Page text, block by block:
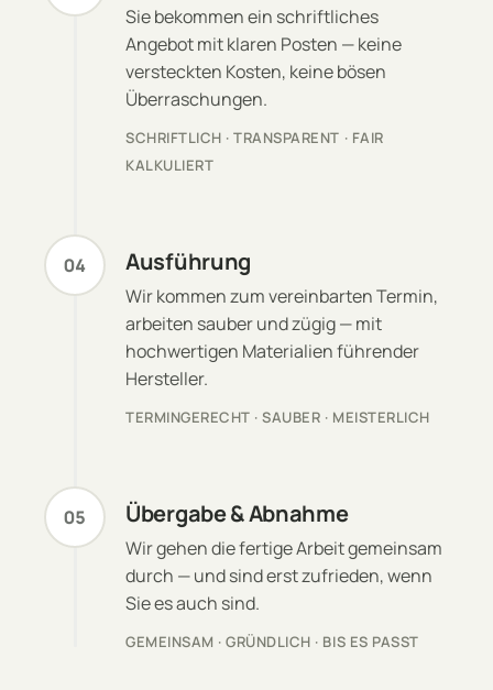
Sie bekommen ein schriftliches
Angebot mit klaren Posten — keine
versteckten Kosten, keine bösen
Überraschungen.
SCHRIFTLICH · TRANSPARENT · FAIR
KALKULIERT
04 Ausführung
Wir kommen zum vereinbarten Termin,
arbeiten sauber und zügig — mit
hochwertigen Materialien führender
Hersteller.
TERMINGERECHT · SAUBER · MEISTERLICH
05 Übergabe & Abnahme
Wir gehen die fertige Arbeit gemeinsam
durch — und sind erst zufrieden, wenn
Sie es auch sind.
GEMEINSAM · GRÜNDLICH · BIS ES PASST